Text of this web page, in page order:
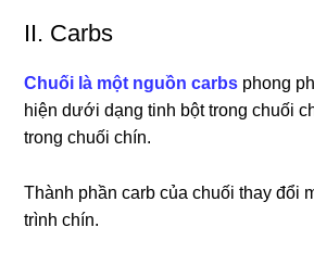
II. Carbs
Chuối là một nguồn carbs phong
hiện dưới dạng tinh bột trong chuối
trong chuối chín.
Thành phần carb của chuối thay đổi
trình chín.